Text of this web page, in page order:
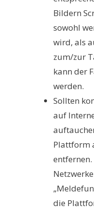
Bildern
sowohl
wird, als
zum/zur
kann der
werden.
Sollten
auf
Plattform
die